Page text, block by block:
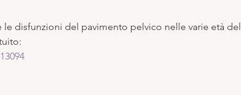
le disfunzioni del pavimento pelvico nelle varie età